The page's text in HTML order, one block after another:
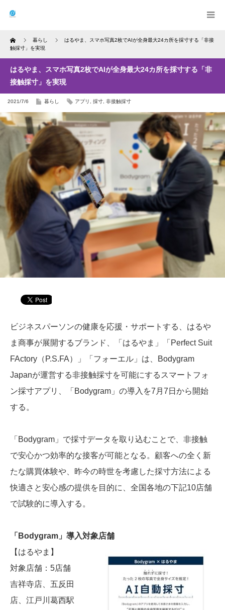
Home 暮らし
はるやま、スマホ写真2枚でAIが全身最大24カ所を採寸する「非接
触採寸」を実現
はるやま、スマホ写真2枚でAIが全身最大24カ所を採寸する「非
接触採寸」を実現
2021/7/6 暮らし アプリ 採寸 非接触採寸
ビジネスパーソンの健康を応援・サポートする、はるや
ま商事が展開するブランド、「はるやま」「Perfect Suit
FActory（P.S.FA）」「フォーエル」は、Bodygram
Japanが運営する非接触採寸を可能にするスマートフォ
ン採寸アプリ、「Bodygram」の導入を7月7日から開始
する。
「Bodygram」で採寸データを取り込むことで、非接触
で安心かつ効率的な接客が可能となる。顧客への全く新
たな購買体験や、昨今の時世を考慮した採寸方法による
快適さと安心感の提供を目的に、全国各地の下記10店舗
で試験的に導入する。
「Bodygram」導入対象店舗
【はるやま】
対象店舗：5店舗
吉祥寺店、五反田
店、江戸川葛西駅